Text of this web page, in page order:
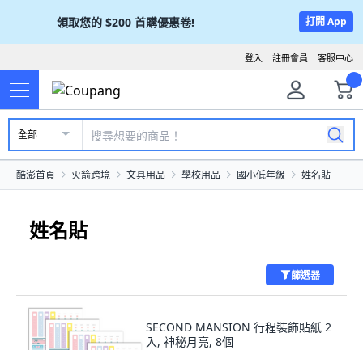
領取您的 $200 首購優惠卷! 打開 App
客服中心
註冊會員
登入
全部
酷澎首頁 火箭跨境 文具用品 學校用品 國小低年級 姓名貼
姓名貼
篩選器
SECOND MANSION 行程裝飾貼紙 2
入, 神秘月亮, 8個